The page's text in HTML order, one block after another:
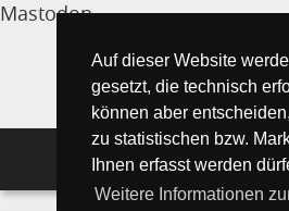
Auf dieser Website
gesetzt, die technisch
können aber
zu statistischen bzw.
Ihnen erfasst werden
Weitere Informationen
Mastodon
Navigation